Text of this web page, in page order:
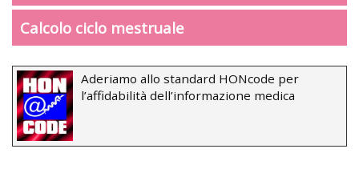
Calcolo ciclo mestruale
Aderiamo allo standard HONcode per
l’affidabilità dell’informazione medica